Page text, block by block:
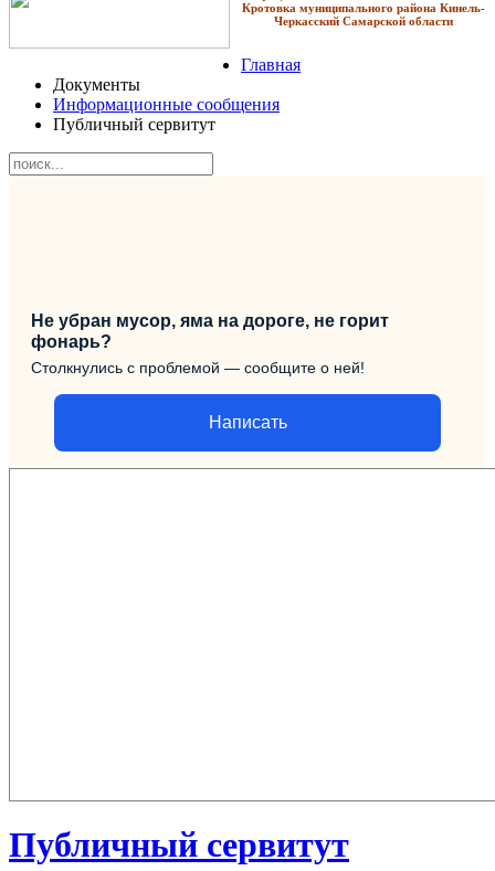
Кротовка муниципального района Кинель-
Черкасский Самарской области
Главная
Документы
Информационные сообщения
Публичный сервитут
Не убран мусор, яма на дороге, не горит
фонарь?
Столкнулись с проблемой — сообщите о ней!
Написать
Публичный сервитут